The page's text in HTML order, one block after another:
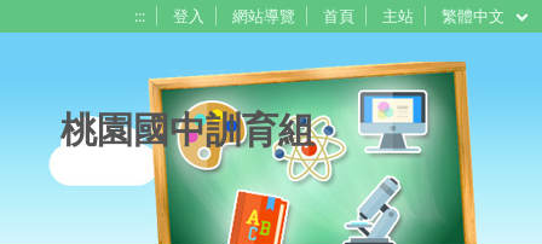
::: 登入 網站導覽 首頁 主站 繁體中文
桃園國中訓育組